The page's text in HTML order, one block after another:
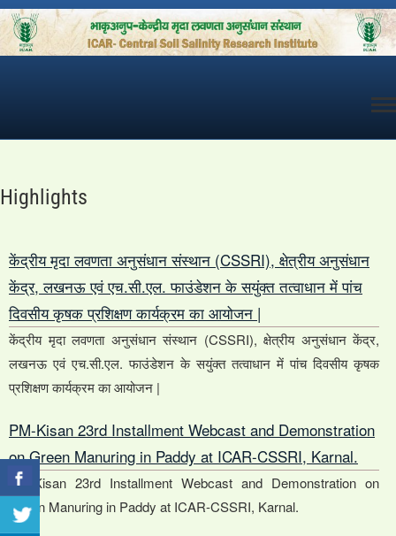
Skip
to
content
Highlights
केंद्रीय मृदा लवणता अनुसंधान संस्थान (CSSRI), क्षेत्रीय अनुसंधान
केंद्र, लखनऊ एवं एच.सी.एल. फाउंडेशन के सयुंक्त तत्वाधान में पांच
दिवसीय कृषक प्रशिक्षण कार्यक्रम का आयोजन |
केंद्रीय मृदा लवणता अनुसंधान संस्थान (CSSRI), क्षेत्रीय अनुसंधान केंद्र,
लखनऊ एवं एच.सी.एल. फाउंडेशन के सयुंक्त तत्वाधान में पांच दिवसीय कृषक
प्रशिक्षण कार्यक्रम का आयोजन |
PM-Kisan 23rd Installment Webcast and Demonstration
on Green Manuring in Paddy at ICAR-CSSRI, Karnal.
PM-Kisan 23rd Installment Webcast and Demonstration on
Green Manuring in Paddy at ICAR-CSSRI, Karnal.